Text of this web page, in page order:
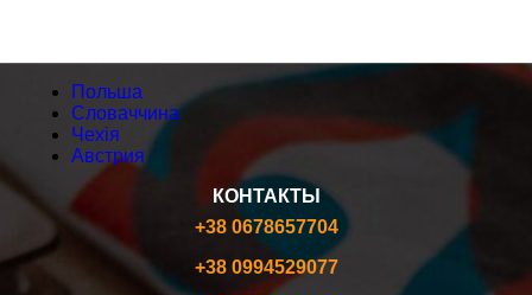
Польша
Словаччина
Чехія
Австрия
КОНТАКТЫ
+38 0678657704
+38 0994529077